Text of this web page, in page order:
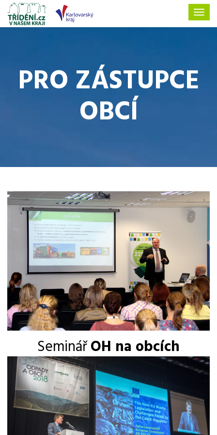
PRO ZÁSTUPCE
OBCÍ
SeminářOH na obcích
Ústeckého kraje
Místo konání semináře:Dům kultury, Ústí and Labem
Termín semináře:XY. dubna 2018
Určeno pro: zástupce samosprávy obcí